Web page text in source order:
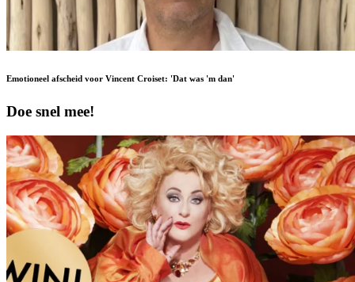
Emotioneel afscheid voor Vincent Croiset: 'Dat was 'm dan'
Doe snel mee!